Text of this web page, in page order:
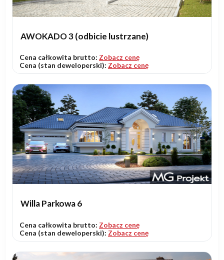
AWOKADO 3 (odbicie lustrzane)
Cena całkowita brutto: Zobacz cenę
Cena (stan deweloperski): Zobacz cenę
Willa Parkowa 6
Cena całkowita brutto: Zobacz cenę
Cena (stan deweloperski): Zobacz cenę